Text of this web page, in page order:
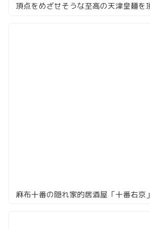
麻布十番の隠れ家的居酒屋「十番右京」